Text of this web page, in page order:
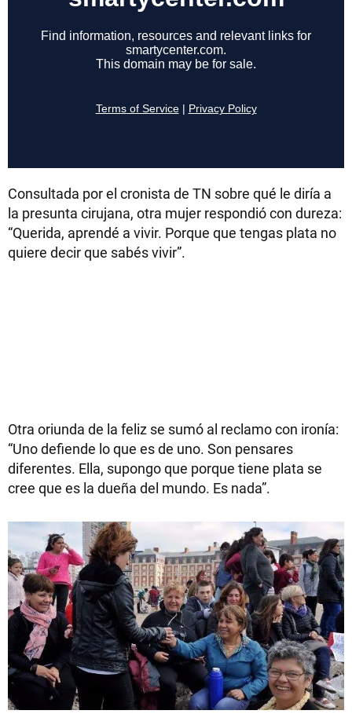
Consultada por el cronista de TN sobre qué le diría a
la presunta cirujana, otra mujer respondió con dureza:
“Querida, aprendé a vivir. Porque que tengas plata no
quiere decir que sabés vivir”.
Otra oriunda de la feliz se sumó al reclamo con ironía:
“Uno defiende lo que es de uno. Son pensares
diferentes. Ella, supongo que porque tiene plata se
cree que es la dueña del mundo. Es nada”.